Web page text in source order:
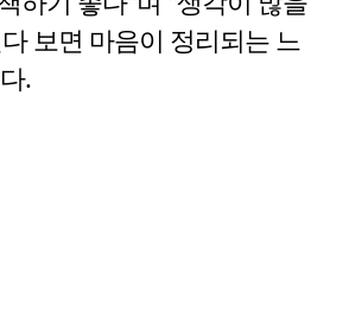
보면 마음이 정리되는 느
.